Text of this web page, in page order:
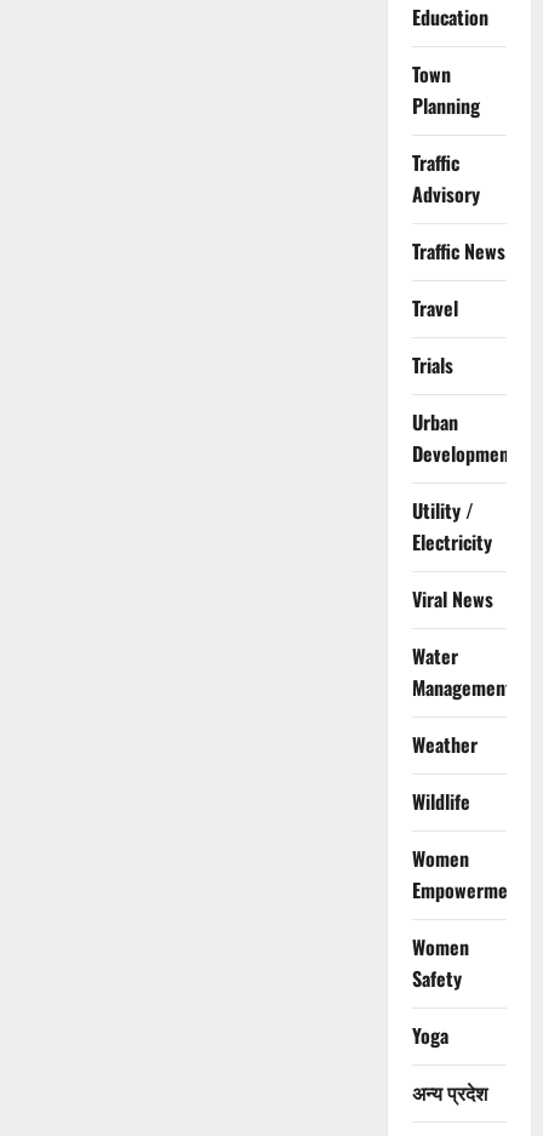
Education
Town
Planning
Traffic
Advisory
Traffic News
Travel
Trials
Urban
Development
Utility /
Electricity
Viral News
Water
Management
Weather
Wildlife
Women
Empowerment
Women
Safety
Yoga
अन्य प्रदेश